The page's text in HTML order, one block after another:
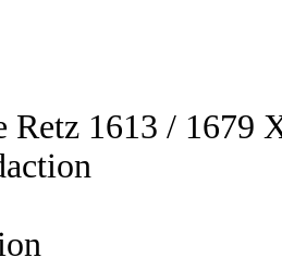
Retz 1613 / 1679